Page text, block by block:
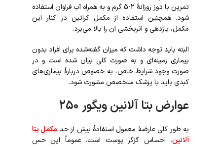
تمرین با دوز روزانۀ 2-5 گرم و به همراه آب فراوان استفاده
شود. همچنین استفاده از مکمل کراتین در کنار این
مکمل، بازدهی و اثربخشی آن را بالا می‌برد.
البته باید توجه داشت که میزان گفته‌شده برای افراد بدون
بیماری زمینه‌ای و به صورت کلی بیان شده است و در
صورت وجود شرایط خاص، به خصوص دربارۀ بیماری‌های
کبدی باید با پزشک متخصص مشورت شود.
عوارض بتا آلانین ویگور 250
به طور کلی عارضۀ معمول استفادۀ بیش از حد مکمل بتا
آلانین، احساس گزگز پوست است. عموماً این حس